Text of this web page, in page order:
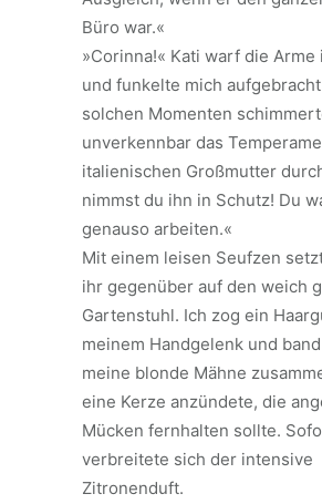
Büro war.«
»Corinna!« Kati warf die Arme
und funkelte mich aufgebracht
solchen Momenten
unverkennbar das
italienischen Großmutter
nimmst du ihn in Schutz! Du
genauso arbeiten.«
Mit einem leisen Seufzen
ihr gegenüber auf den weich
Gartenstuhl. Ich zog ein
meinem Handgelenk und
meine blonde Mähne
eine Kerze anzündete, die
Mücken fernhalten sollte.
verbreitete sich der intensive
Zitronenduft.